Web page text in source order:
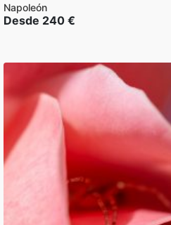
Napoleón
Desde 240 €